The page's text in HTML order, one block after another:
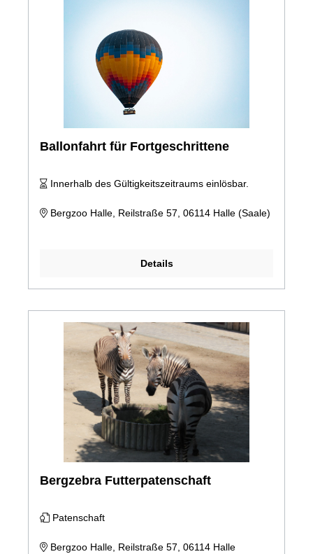
Ballonfahrt für Fortgeschrittene
Innerhalb des Gültigkeitszeitraums einlösbar.
Bergzoo Halle, Reilstraße 57, 06114 Halle (Saale)
Details
Bergzebra Futterpatenschaft
Patenschaft
Bergzoo Halle, Reilstraße 57, 06114 Halle